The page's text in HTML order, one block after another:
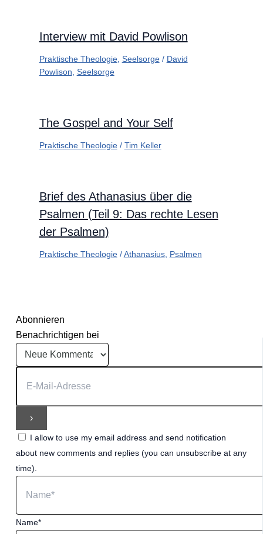
Interview mit David Powlison
Praktische Theologie, Seelsorge/ David
Powlison Seelsorge
The Gospel and Your Self
Praktische Theologie/ Tim Keller
Brief des Athanasius über die
Psalmen (Teil 9: Das rechte Lesen
der Psalmen)
Praktische Theologie/Athanasius, Psalmen
Abonnieren
Benachrichtigen bei
I allow to use my email address and send notification
about new comments and replies (you can unsubscribe at any
time).
Name*